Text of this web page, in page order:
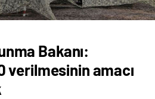
Bakanı:
verilmesinin amacı